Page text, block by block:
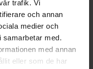
trafik. Vi
och annan
medier och
samarbetar med.
med annan
eller som de har
enligt standarder för
och hållbara
saxar, tänger,